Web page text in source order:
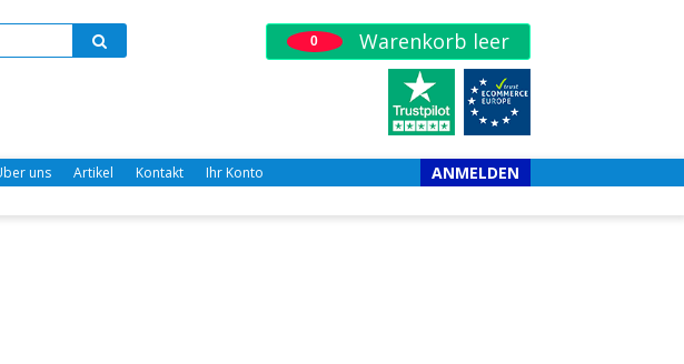
0 Warenkorb leer
uns Artikel Kontakt Ihr Konto ANMELDEN